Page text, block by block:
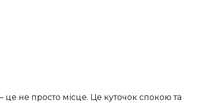
не просто місце. Це куточок спокою та